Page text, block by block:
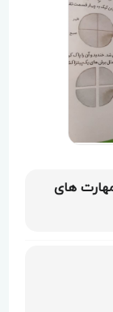
مهارت های